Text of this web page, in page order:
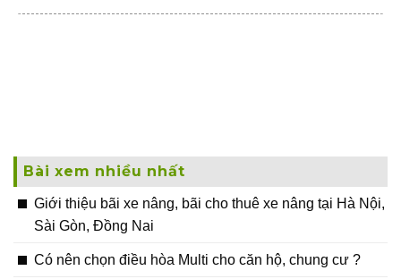
Bài xem nhiều nhất
Giới thiệu bãi xe nâng, bãi cho thuê xe nâng tại Hà Nội,
Sài Gòn, Đồng Nai
Có nên chọn điều hòa Multi cho căn hộ, chung cư ?